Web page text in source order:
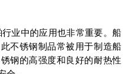
业中的应用也非常重要。船
不锈钢制品常被用于制造船
钢的高强度和良好的耐热性